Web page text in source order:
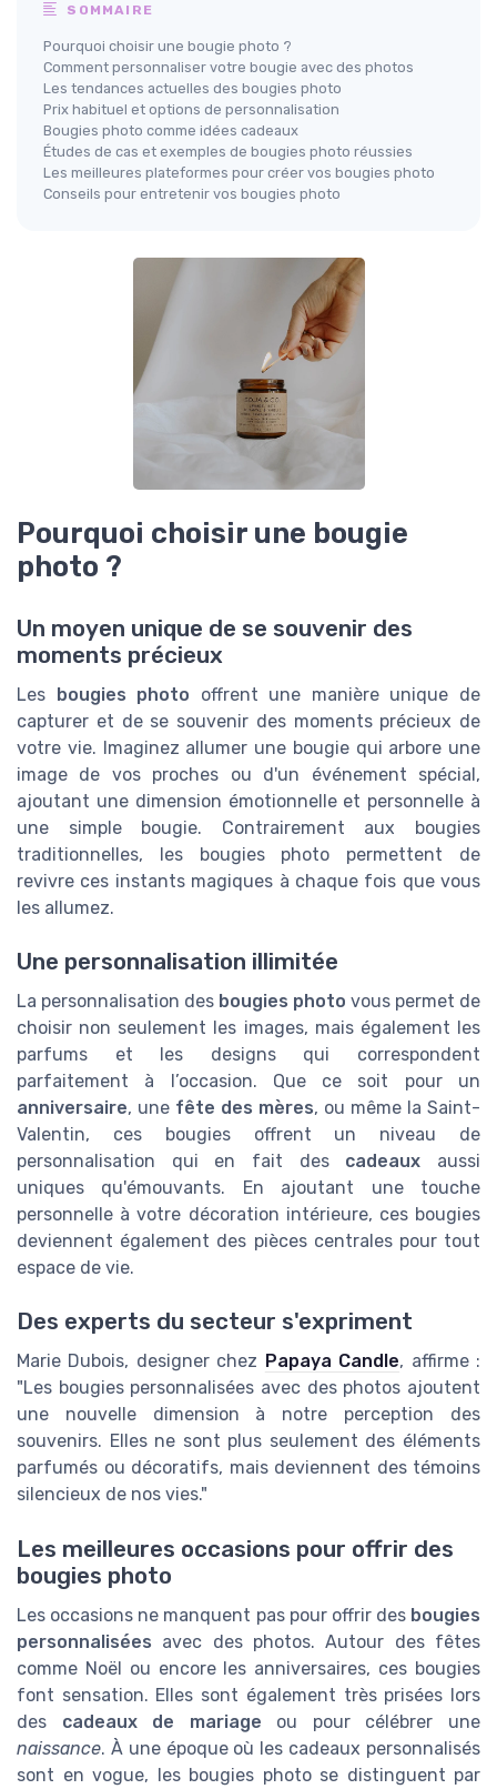
SOMMAIRE
Pourquoi choisir une bougie photo ?
Comment personnaliser votre bougie avec des photos
Les tendances actuelles des bougies photo
Prix habituel et options de personnalisation
Bougies photo comme idées cadeaux
Études de cas et exemples de bougies photo réussies
Les meilleures plateformes pour créer vos bougies photo
Conseils pour entretenir vos bougies photo
Pourquoi choisir une bougie
photo ?
Un moyen unique de se souvenir des
moments précieux
Les bougies photo offrent une manière unique de
capturer et de se souvenir des moments précieux de
votre vie. Imaginez allumer une bougie qui arbore une
image de vos proches ou d'un événement spécial,
ajoutant une dimension émotionnelle et personnelle à
une simple bougie. Contrairement aux bougies
traditionnelles, les bougies photo permettent de
revivre ces instants magiques à chaque fois que vous
les allumez.
Une personnalisation illimitée
La personnalisation des bougies photo vous permet de
choisir non seulement les images, mais également les
parfums et les designs qui correspondent
parfaitement à l’occasion. Que ce soit pour un
anniversaire, une fête des mères, ou même la Saint-
Valentin, ces bougies offrent un niveau de
personnalisation qui en fait des cadeaux aussi
uniques qu'émouvants. En ajoutant une touche
personnelle à votre décoration intérieure, ces bougies
deviennent également des pièces centrales pour tout
espace de vie.
Des experts du secteur s'expriment
Marie Dubois, designer chez Papaya Candle, affirme :
"Les bougies personnalisées avec des photos ajoutent
une nouvelle dimension à notre perception des
souvenirs. Elles ne sont plus seulement des éléments
parfumés ou décoratifs, mais deviennent des témoins
silencieux de nos vies."
Les meilleures occasions pour offrir des
bougies photo
Les occasions ne manquent pas pour offrir des bougies
personnalisées avec des photos. Autour des fêtes
comme Noël ou encore les anniversaires, ces bougies
font sensation. Elles sont également très prisées lors
des cadeaux de mariage ou pour célébrer une
naissance. À une époque où les cadeaux personnalisés
sont en vogue, les bougies photo se distinguent par